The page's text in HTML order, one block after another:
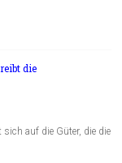
die
auf die Güter, die die